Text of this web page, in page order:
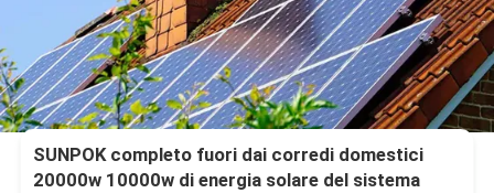
SUNPOK completo fuori dai corredi domestici
20000w 10000w di energia solare del sistema